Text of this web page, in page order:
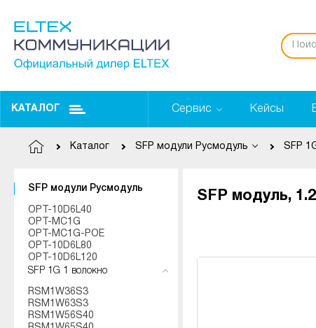
КАТАЛОГ Сервис Кейсы
Каталог SFP модули Русмодуль SFP
SFP модули Русмодуль
OPT-10D6L40
OPT-MC1G
OPT-MC1G-POE
OPT-10D6L80
OPT-10D6L120
SFP 1G 1 волокно
RSM1W36S3
RSM1W63S3
RSM1W56S40
SFP модуль,